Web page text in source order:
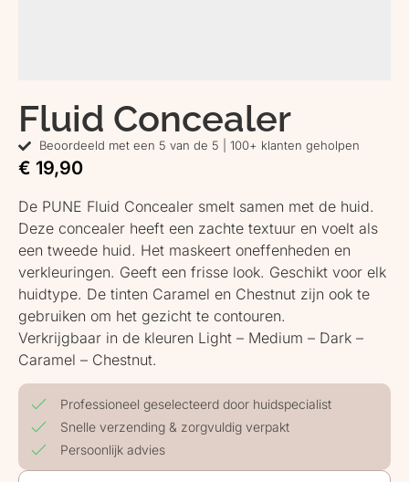
Fluid Concealer
Beoordeeld met een 5 van de 5 | 100+ klanten geholpen
€ 19,90
De PUNE Fluid Concealer smelt samen met de huid.
Deze concealer heeft een zachte textuur en voelt als
een tweede huid. Het maskeert oneffenheden en
verkleuringen. Geeft een frisse look. Geschikt voor elk
huidtype. De tinten Caramel en Chestnut zijn ook te
gebruiken om het gezicht te contouren.
Verkrijgbaar in de kleuren Light – Medium – Dark –
Caramel – Chestnut.
Professioneel geselecteerd door huidspecialist
Snelle verzending & zorgvuldig verpakt
Persoonlijk advies